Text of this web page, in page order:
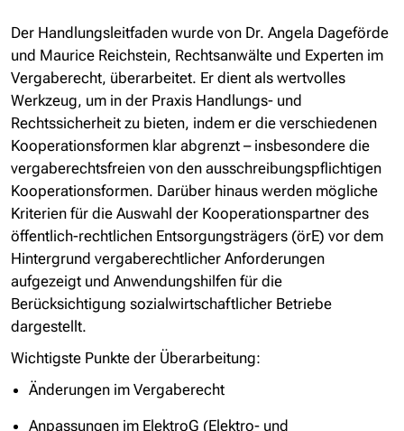
Der Handlungsleitfaden wurde von Dr. Angela Dageförde
und Maurice Reichstein, Rechtsanwälte und Experten im
Vergaberecht, überarbeitet. Er dient als wertvolles
Werkzeug, um in der Praxis Handlungs- und
Rechtssicherheit zu bieten, indem er die verschiedenen
Kooperationsformen klar abgrenzt – insbesondere die
vergaberechtsfreien von den ausschreibungspflichtigen
Kooperationsformen. Darüber hinaus werden mögliche
Kriterien für die Auswahl der Kooperationspartner des
öffentlich-rechtlichen Entsorgungsträgers (örE) vor dem
Hintergrund vergaberechtlicher Anforderungen
aufgezeigt und Anwendungshilfen für die
Berücksichtigung sozialwirtschaftlicher Betriebe
dargestellt.
Wichtigste Punkte der Überarbeitung:
Änderungen im Vergaberecht
Anpassungen im ElektroG (Elektro- und